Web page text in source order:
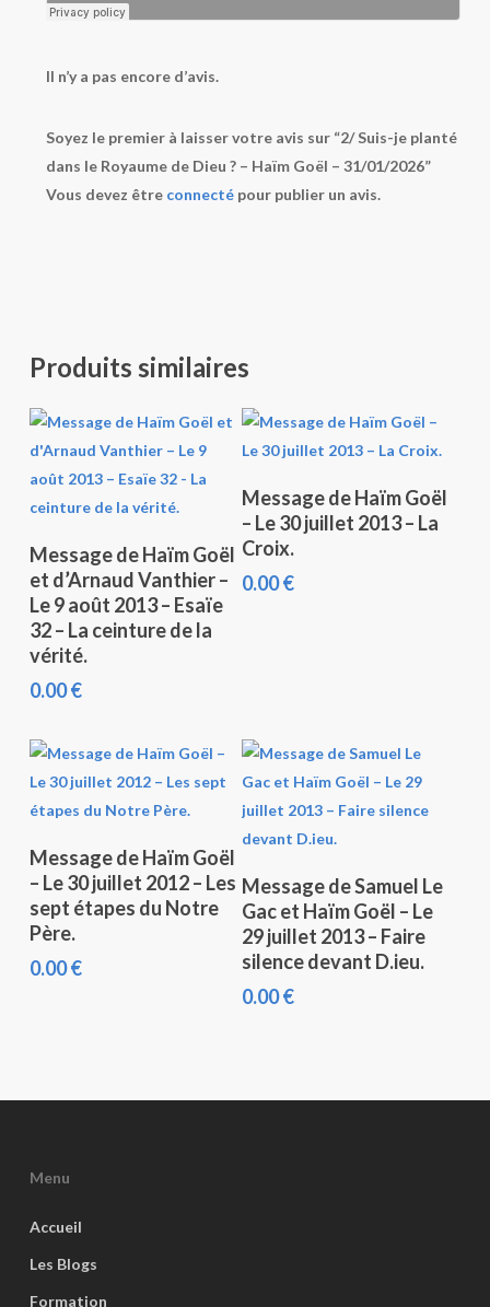
Il n’y a pas encore d’avis.
Soyez le premier à laisser votre avis sur “2/ Suis-je planté
dans le Royaume de Dieu ? – Haïm Goël – 31/01/2026”
Vous devez être connectépour publier un avis.
Produits similaires
Ajouter Au Panier
Message de Haïm Goël
et d’Arnaud Vanthier –
Le 9 août 2013 – Esaïe
32 – La ceinture de la
vérité.
0.00€
Ajouter Au Panier
Message de Haïm Goël
– Le 30 juillet 2013 – La
Croix.
0.00€
Ajouter Au Panier
Message de Haïm Goël
– Le 30 juillet 2012 – Les
sept étapes du Notre
Père.
0.00€
Ajouter Au Panier
Message de Samuel Le
Gac et Haïm Goël – Le
29 juillet 2013 – Faire
silence devant D.ieu.
0.00€
Menu
Accueil
Les Blogs
Formation